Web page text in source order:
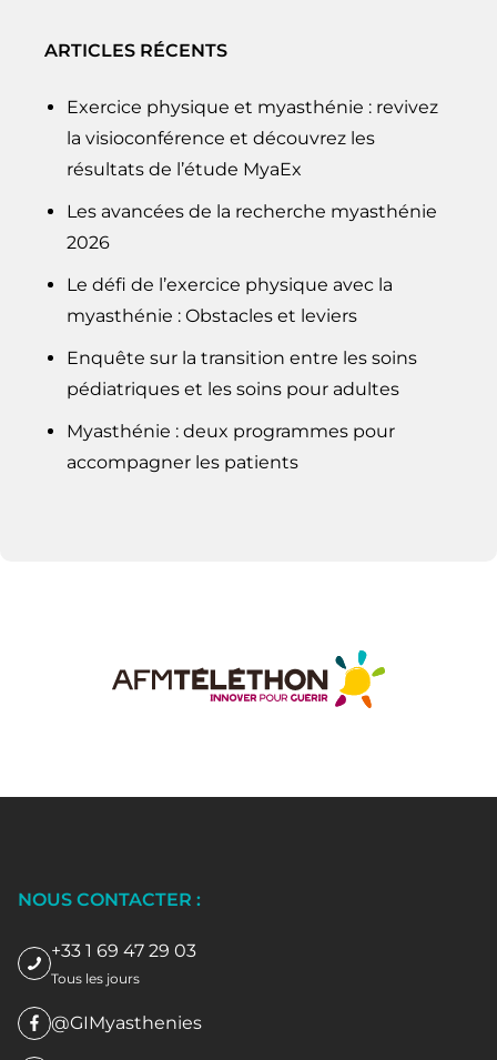
ARTICLES RÉCENTS
Exercice physique et myasthénie : revivez
la visioconférence et découvrez les
résultats de l’étude MyaEx
Les avancées de la recherche myasthénie
2026
Le défi de l’exercice physique avec la
myasthénie : Obstacles et leviers
Enquête sur la transition entre les soins
pédiatriques et les soins pour adultes
Myasthénie : deux programmes pour
accompagner les patients
NOUS CONTACTER :
+33 1 69 47 29 03
Tous les jours
@GIMyasthenies